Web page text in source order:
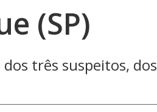
(SP)
três suspeitos, dos